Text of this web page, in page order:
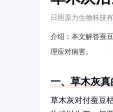
日照原力生物科技
介绍： 本文解答蚕
理应对病害。
一、草木灰
草木灰对付蚕豆